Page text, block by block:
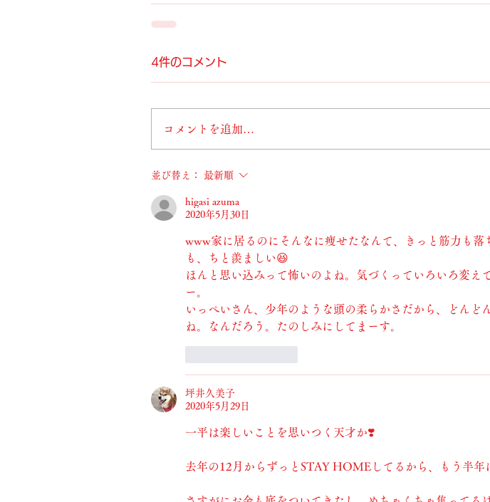
4件のコメント
コメントを追加…
並び替え： 最新順
higasi azuma
2020年5月30日
www家に居るのにそんなに痩せたなんて、きっと筋力も落
も、ちと羨ましい😆
ほんと思い込みって怖いのよね。気づくっていろいろ変え
ー。
いっぺいさん、少年のような頭の柔らかさだから、どんど
ね。なんだろう。たのしみにしてまーす。
坪井久美子
2020年5月29日
一平は楽しいことを思いつく天才か❣️
去年の12月からずっとSTAY HOMEしてるから、もう半年